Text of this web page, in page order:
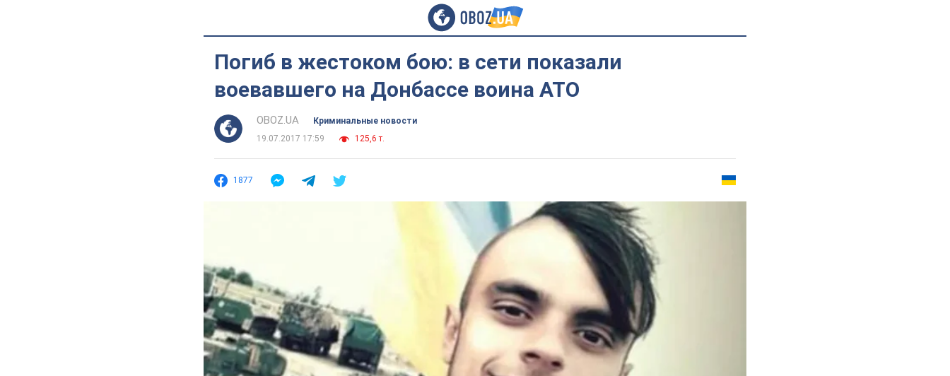
Погиб в жестоком бою: в сети показали
воевавшего на Донбассе воина АТО
OBOZ.UA
Криминальные новости
19.07.2017 17:59
125,6 т.
1877